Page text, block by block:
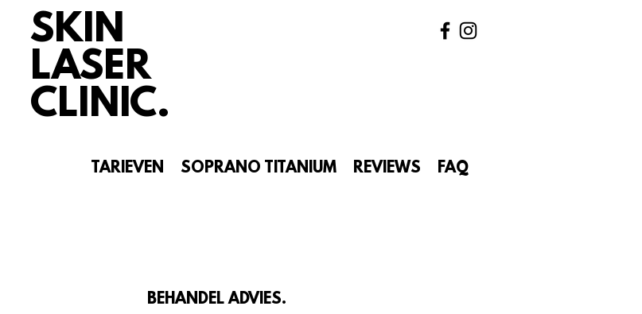
SKIN
LASER
CLINIC.
TARIEVEN SOPRANO TITANIUM REVIEWS FAQ
BEHANDEL ADVIES.